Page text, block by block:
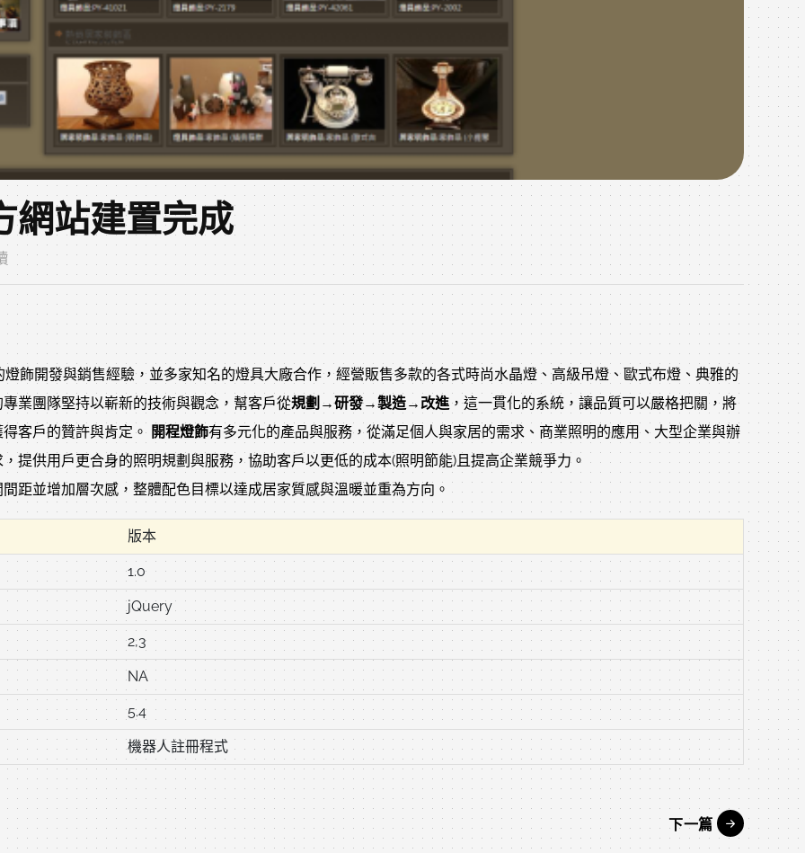
網站建置完成
飾開發與銷售經驗，並多家知名的燈具大廠合作，經營販售多款的各式時尚水晶燈、高級吊燈、歐式布燈、典雅的
業團隊堅持以嶄新的技術與觀念，幫客戶從規劃→研發→製造→改進，這一貫化的系統，讓品質可以嚴格把關，將
客戶的贊許與肯定。 開程燈飾有多元化的產品與服務，從滿足個人與家居的需求、商業照明的應用、大型企業與辦
提供用戶更合身的照明規劃與服務，協助客戶以更低的成本(照明節能)且提高企業競爭力。
距並增加層次感，整體配色目標以達成居家質感與溫暖並重為方向。
版本
1.0
jQuery
2,3
NA
5.4
機器人註冊程式
下一篇